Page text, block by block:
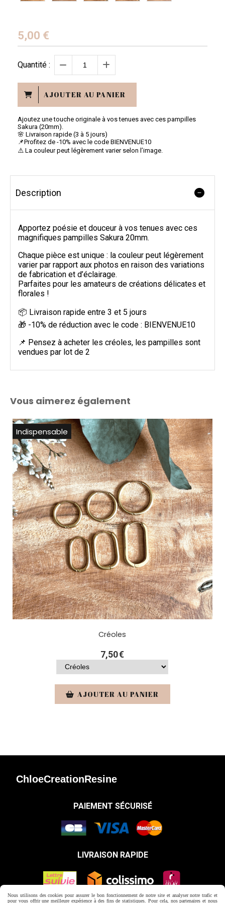
5,00 €
Quantité :
AJOUTER AU PANIER
Ajoutez une touche originale à vos tenues avec ces pampilles
Sakura (20mm).
🌸 Livraison rapide (3 à 5 jours)
📌Profitez de -10% avec le code BIENVENUE10
⚠️ La couleur peut légèrement varier selon l’image.
Description
Apportez poésie et douceur à vos tenues avec ces
magnifiques pampilles Sakura 20mm.
Chaque pièce est unique : la couleur peut légèrement
varier par rapport aux photos en raison des variations
de fabrication et d’éclairage.
Parfaites pour les amateurs de créations délicates et
florales !
📦 Livraison rapide entre 3 et 5 jours
🎁 -10% de réduction avec le code : BIENVENUE10
📌 Pensez à acheter les créoles, les pampilles sont
vendues par lot de 2
Vous aimerez également
Créoles
7,50€
AJOUTER AU PANIER
Indispensable
ChloeCreationResine
PAIEMENT SÉCURISÉ
LIVRAISON RAPIDE
Nous utilisons des cookies pour assurer le bon fonctionnement de notre site et analyser notre trafic et
pour vous offrir une meilleure expérience à des fins de statistiques. Pour cela, nos partenaires et nous